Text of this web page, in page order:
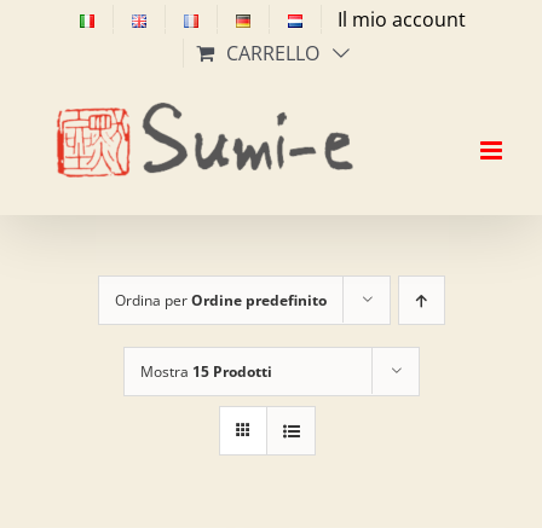
Il mio account
CARRELLO
Ordina perOrdine predefinito
Mostra 15 Prodotti